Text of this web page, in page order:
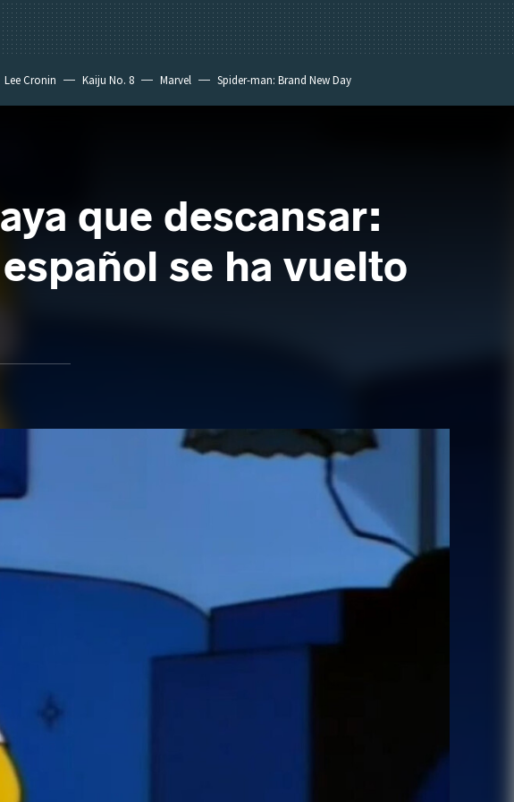
Lee Cronin Kaiju No. 8 Marvel Spider-man: Brand New Day
que descansar:
se ha vuelto